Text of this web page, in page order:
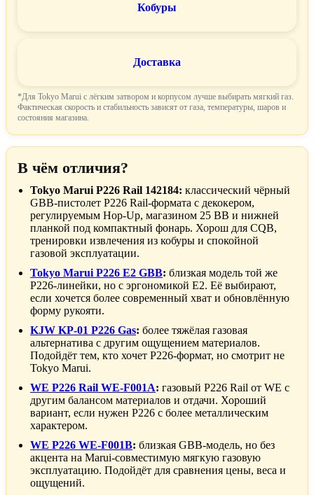
Кобуры
Доставка
*Для Tokyo Marui с лёгким затвором и корпусом лучше выбирать мягкий газ.
Фактическая скорость и стабильность зависят от газа, температуры, шаров и
состояния магазина.
В чём отличия?
Tokyo Marui P226 Rail 142184: классический чёрный
GBB-пистолет P226 Rail-формата с декокером,
регулируемым Hop-Up, магазином 25 BB и нижней
планкой под компактный фонарь. Хорош для CQB,
тренировки извлечения из кобуры и спокойной
газовой эксплуатации.
Tokyo Marui P226 E2 GBB: близкая модель той же
P226-линейки, но с эргономикой E2. Её выбирают,
если хочется более современный хват и обновлённую
форму рукояти.
KJW KP-01 P226 Gas: более тяжёлая газовая
альтернатива с другим ощущением материалов.
Подойдёт тем, кто хочет P226-формат, но смотрит не
Tokyo Marui.
WE P226 Rail WE-F001A: газовый P226 Rail от WE с
другим балансом материалов и отдачи. Хороший
вариант, если нужен P226 с более металлическим
характером.
WE P226 WE-F001B: близкая GBB-модель, но без
акцента на Marui-совместимую мягкую газовую
эксплуатацию. Подойдёт для сравнения цены, веса и
ощущений.